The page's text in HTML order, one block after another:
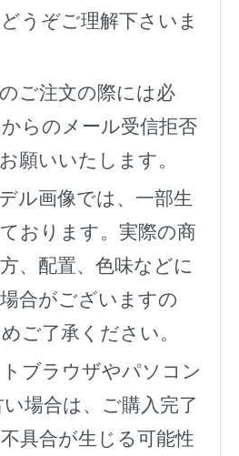
うぞご理解下さいま
ご注文の際には必
らのメール受信拒否
願いいたします。
ル画像では、一部生
おります。実際の商
、配置、色味などに
合がございますの
ご了承ください。
ブラウザやパソコン
場合は、ご購入完了
具合が生じる可能性